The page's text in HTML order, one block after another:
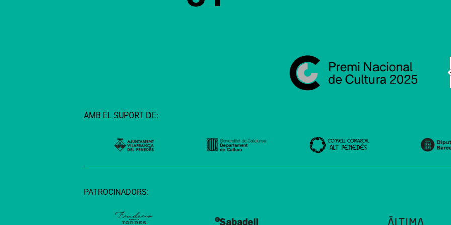
AMB EL SUPORT DE:
PATROCINADORS: